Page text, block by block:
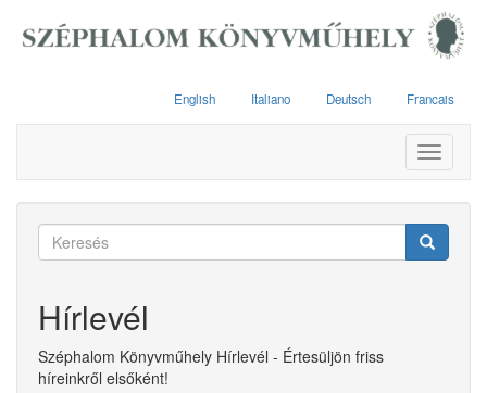
English Italiano Deutsch Francais
Toggle
Keresés
Hírlevél
Széphalom Könyvműhely Hírlevél - Értesüljön friss
híreinkről elsőként!